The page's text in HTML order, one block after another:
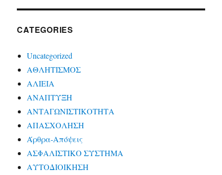
CATEGORIES
Uncategorized
ΑΘΛΗΤΙΣΜΟΣ
ΑΛΙΕΙΑ
ΑΝΑΠΤΥΞΗ
ΑΝΤΑΓΩΝΙΣΤΙΚΟΤΗΤΑ
ΑΠΑΣΧΟΛΗΣΗ
Άρθρα-Απόψεις
ΑΣΦΑΛΙΣΤΙΚΟ ΣΥΣΤΗΜΑ
ΑΥΤΟΔΙΟΙΚΗΣΗ